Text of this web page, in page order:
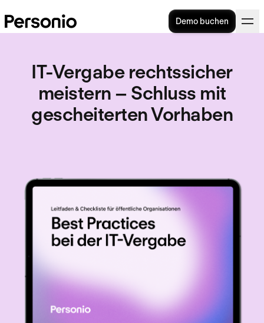
Demo buchen
IT-Vergabe rechtssicher
meistern – Schluss mit
gescheiterten Vorhaben